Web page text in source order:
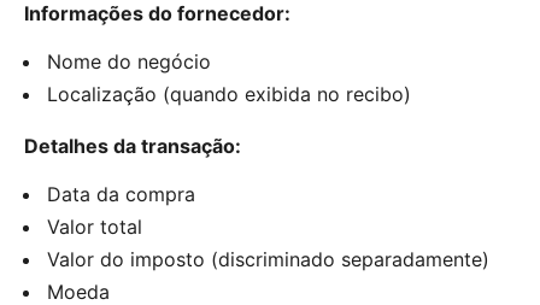
Informações do fornecedor:
Nome do negócio
Localização (quando exibida no recibo)
Detalhes da transação:
Data da compra
Valor total
Valor do imposto (discriminado separadamente)
Moeda